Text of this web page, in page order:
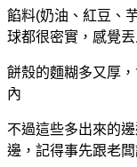
餡料(奶油、紅豆、
球都很密實，感覺
餅殼的麵糊多又厚
內
不過這些多出來的
邊，記得事先跟老